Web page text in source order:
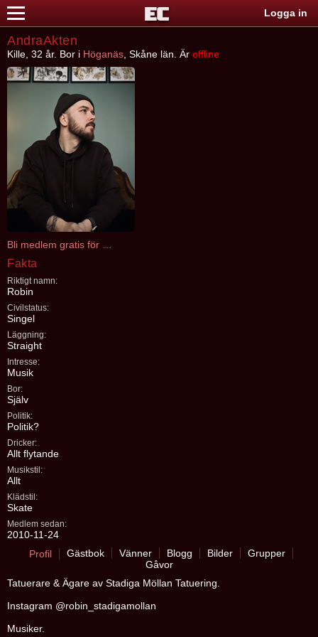
Logga in
AndraAkten
Kille, 32 år. Bor i Höganäs , Skåne län. Är offline
Fakta
Riktigt namn:
Robin
Civilstatus:
Singel
Läggning:
Straight
Intresse:
Musik
Bor:
Själv
Politik:
Politik?
Dricker:
Allt flytande
Musikstil:
Allt
Klädstil:
Skate
Medlem sedan:
2010-11-24
Profil
Gästbok Vänner Blogg Bilder
Grupper
Gåvor
Tatuerare & Ägare av Stadiga Möllan Tatuering.
Instagram @robin_stadigamollan
Musiker.